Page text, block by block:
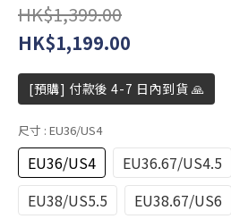
HK$1,399.00
HK$1,199.00
[預購] 付款後 4-7 日內到貨 🙏
尺寸 : EU36/US4
EU36/US4 EU36.67/US4.5
EU38/US5.5
EU38.67/US6